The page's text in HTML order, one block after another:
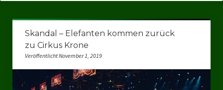
Wir über uns
Unsere Verbände
Bezirksverbände
Skandal – Elefanten kommen zurück
zu Cirkus Krone
Veröffentlicht November 1, 2019